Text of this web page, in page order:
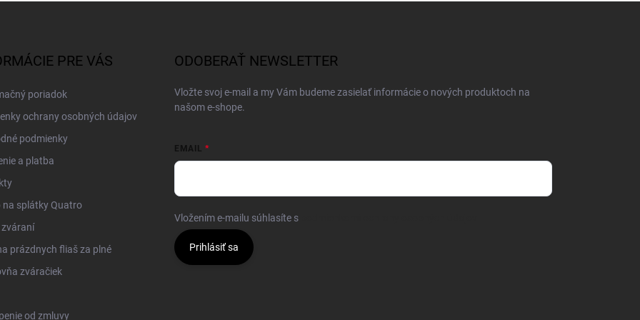
PRE VÁS
poriadok
ochrany osobných údajov
podmienky
a platba
na splátky Quatro
zváraní
prázdnych fliaš za plné
zváračiek
od zmluvy
ODOBERAŤ NEWSLETTER
Vložte svoj e-mail a my Vám budeme zasielať informácie o nových produktoch na
našom e-shope.
EMAIL
Vložením e-mailu súhlasíte s
Prihlásiť sa